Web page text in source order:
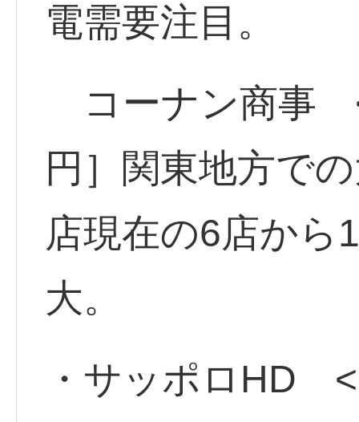
電需要注目。
コーナン商事
円］関東地方で
店現在の6店から
大。
・サッポロHD